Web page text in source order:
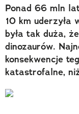
Ponad 66 mln
10 km uderzyła
była tak duża,
dinozaurów.
konsekwencje
katastrofalne,